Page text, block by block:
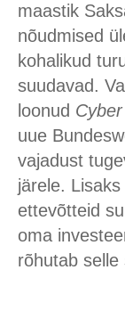
maastik
nõudmised
kohalikud
suudavad.
loonud
uue
vajadust
järele.
ettevõtteid
oma
rõhutab